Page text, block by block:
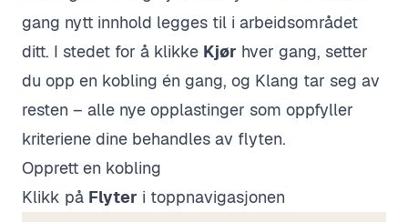
gang nytt innhold legges til i arbeidsområdet
ditt. I stedet for å klikke Kjør hver gang, setter
du opp en kobling én gang, og Klang tar seg av
resten – alle nye opplastinger som oppfyller
kriteriene dine behandles av flyten.
Opprett en kobling
Klikk på Flyter i toppnavigasjonen